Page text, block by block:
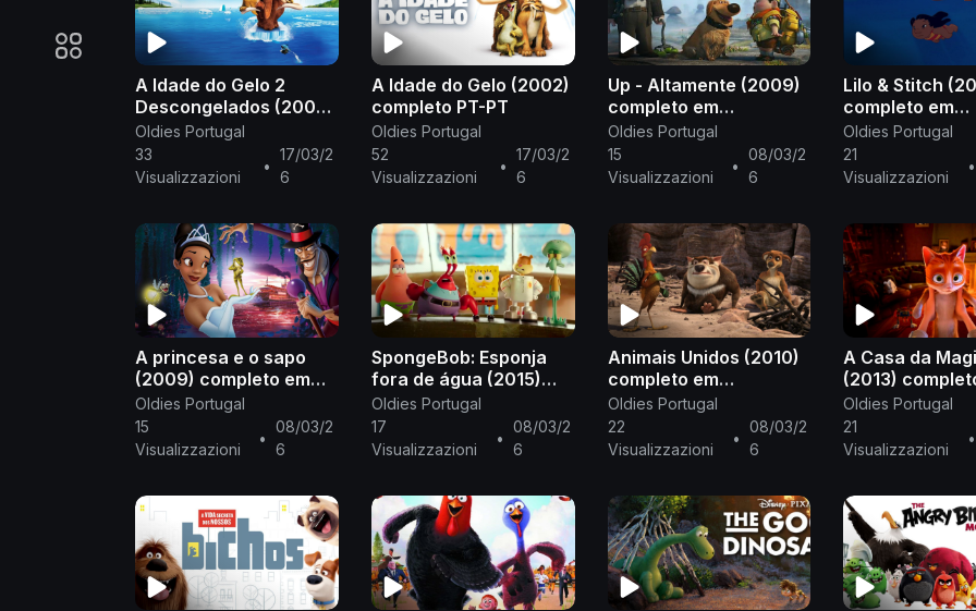
A Idade do Gelo 2
Descongelados (2006)
completo português de
Portugal
Oldies Portugal
33
Visualizzazioni
•
17/03/2
6
A Idade do Gelo (2002)
completo PT-PT
Oldies Portugal
52
Visualizzazioni
•
17/03/2
6
Up - Altamente (2009)
completo em
português europeu PT-
PT
Oldies Portugal
15
Visualizzazioni
•
08/03/2
6
Lilo & Stitch
completo em
português
PT
Oldies Portugal
21
Visualizzazioni
•
A princesa e o sapo
(2009) completo em
português europeu PT-
PT
Oldies Portugal
15
Visualizzazioni
•
08/03/2
6
SpongeBob: Esponja
fora de água (2015)
completo em
português europeu PT-
PT
Oldies Portugal
17
Visualizzazioni
•
08/03/2
6
Animais Unidos (2010)
completo em
português europeu PT-
PT
Oldies Portugal
22
Visualizzazioni
•
08/03/2
6
A Casa da
(2013)
português
PT
Oldies Portugal
21
Visualizzazioni
•